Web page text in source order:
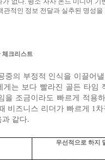
관적인 정보 전달과 실추된 명성
체크리스트
중의 부정적 인식을 이끌어
게는 보다 빨라진 골든 타임
을 조금이라도 빠르게 적용
비즈니스 리더가 빠르게 1
과 같다.
우선적으로 하지